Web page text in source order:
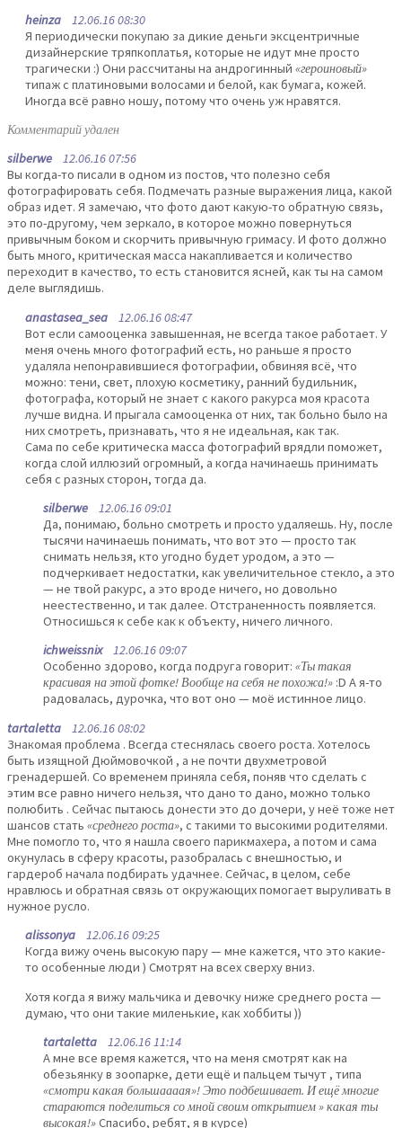
heinza 12.06.16 08:30
Я периодически покупаю за дикие деньги эксцентричные
дизайнерские тряпкоплатья, которые не идут мне просто
трагически :) Они рассчитаны на андрогинный «героиновый»
типаж с платиновыми волосами и белой, как бумага, кожей.
Иногда всё равно ношу, потому что очень уж нравятся.
Комментарий удален
silberwe 12.06.16 07:56
Вы когда-то писали в одном из постов, что полезно себя
фотографировать себя. Подмечать разные выражения лица, какой
образ идет. Я замечаю, что фото дают какую-то обратную связь,
это по-другому, чем зеркало, в которое можно повернуться
привычным боком и скорчить привычную гримасу. И фото должно
быть много, критическая масса накапливается и количество
переходит в качество, то есть становится ясней, как ты на самом
деле выглядишь.
anastasea_sea 12.06.16 08:47
Вот если самооценка завышенная, не всегда такое работает. У
меня очень много фотографий есть, но раньше я просто
удаляла непонравившиеся фотографии, обвиняя всё, что
можно: тени, свет, плохую косметику, ранний будильник,
фотографа, который не знает с какого ракурса моя красота
лучше видна. И прыгала самооценка от них, так больно было на
них смотреть, признавать, что я не идеальная, как так.
Сама по себе критическа масса фотографий врядли поможет,
когда слой иллюзий огромный, а когда начинаешь принимать
себя с разных сторон, тогда да.
silberwe 12.06.16 09:01
Да, понимаю, больно смотреть и просто удаляешь. Ну, после
тысячи начинаешь понимать, что вот это — просто так
снимать нельзя, кто угодно будет уродом, а это —
подчеркивает недостатки, как увеличительное стекло, а это
— не твой ракурс, а это вроде ничего, но довольно
неестественно, и так далее. Отстраненность появляется.
Относишься к себе как к объекту, ничего личного.
ichweissnix12.06.16 09:07
Особенно здорово, когда подруга говорит: «Ты такая
красивая на этой фотке! Вообще на себя не похожа!» :D А я-то
радовалась, дурочка, что вот оно — моё истинное лицо.
tartaletta 12.06.16 08:02
Знакомая проблема . Всегда стеснялась своего роста. Хотелось
быть изящной Дюймовочкой , а не почти двухметровой
гренадершей. Со временем приняла себя, поняв что сделать с
этим все равно ничего нельзя, что дано то дано, можно только
полюбить . Сейчас пытаюсь донести это до дочери, у неё тоже нет
шансов стать «среднего роста», с такими то высокими родителями.
Мне помогло то, что я нашла своего парикмахера, а потом и сама
окунулась в сферу красоты, разобралась с внешностью, и
гардероб начала подбирать удачнее. Сейчас, в целом, себе
нравлюсь и обратная связь от окружающих помогает выруливать в
нужное русло.
alissonya 12.06.16 09:25
Когда вижу очень высокую пару — мне кажется, что это какие-
то особенные люди ) Смотрят на всех сверху вниз.
Хотя когда я вижу мальчика и девочку ниже среднего роста —
думаю, что они такие миленькие, как хоббиты ))
tartaletta 12.06.16 11:14
А мне все время кажется, что на меня смотрят как на
обезьянку в зоопарке, дети ещё и пальцем тычут , типа
«смотри какая большаааая»! Это подбешивает. И ещё многие
стараются поделиться со мной своим открытием » какая ты
высокая!»Спасибо, ребят, я в курсе)